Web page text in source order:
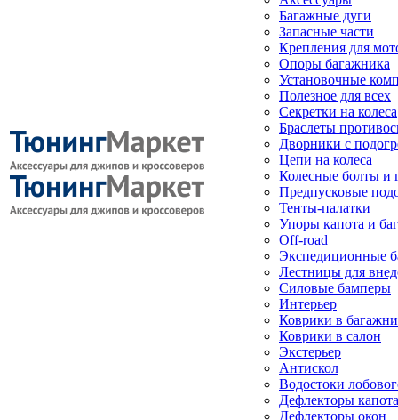
Багажные дуги
Запасные части
Крепления для
Опоры багажника
Установочные
Полезное для всех
Секретки на колеса
Браслеты
Дворники с
Цепи на колеса
Колесные болты и
Предпусковые
Тенты-палатки
Упоры капота и
Off-road
Экспедиционные
Лестницы для
Силовые бамперы
Интерьер
Коврики в
Коврики в салон
Экстерьер
Антискол
Водостоки
Дефлекторы капота
Дефлекторы окон